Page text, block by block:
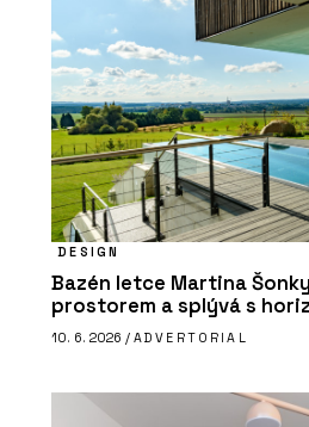
DESIGN
Bazén letce Martina
prostorem a splývá s
10. 6. 2026 / ADVERTORIAL